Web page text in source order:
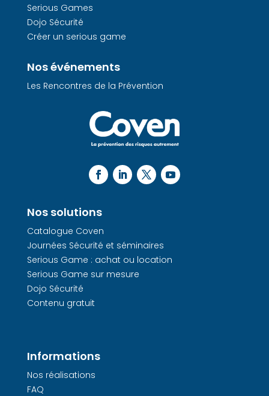
Serious Games
Dojo Sécurité
Créer un serious game
Nos événements
Les Rencontres de la Prévention
Nos solutions
Catalogue Coven
Journées Sécurité et séminaires
Serious Game : achat ou location
Serious Game sur mesure
Dojo Sécurité
Contenu gratuit
Informations
Nos réalisations
FAQ